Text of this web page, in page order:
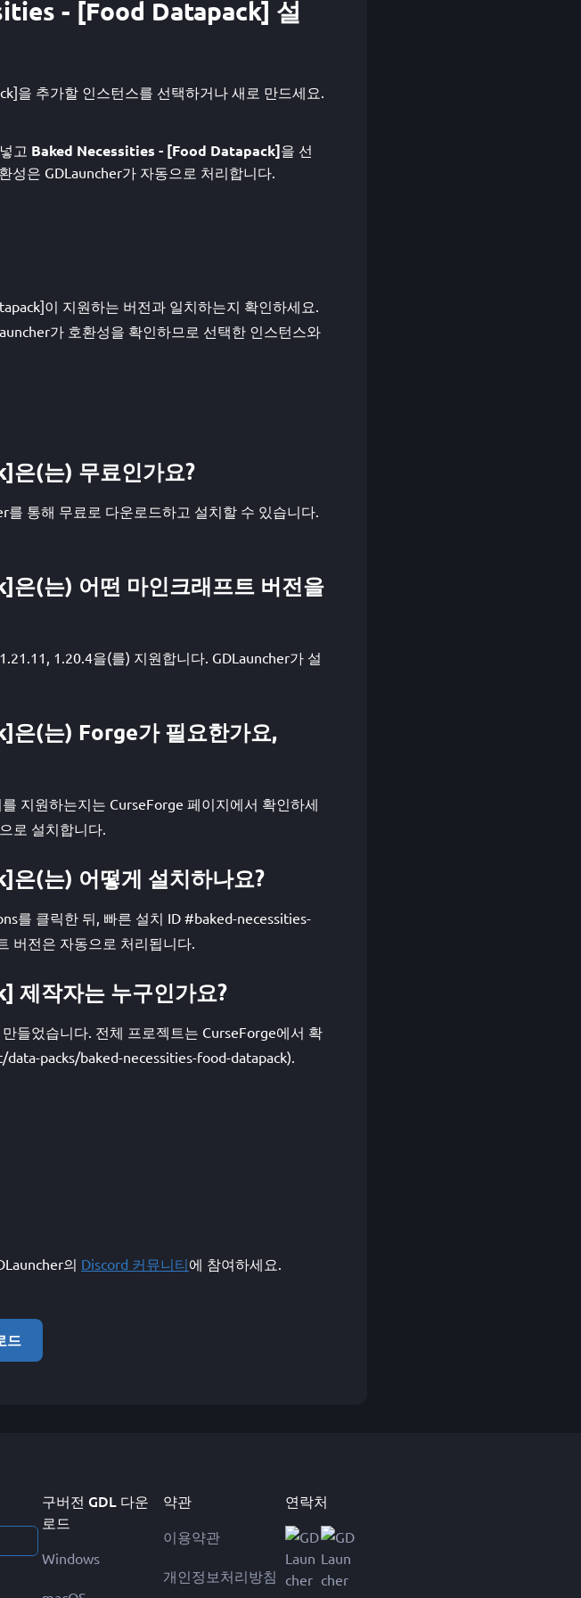
- [Food Datapack] 설
을 추가할 인스턴스를 선택하거나 새로 만드세요.
고 Baked Necessities - [Food Datapack]을 선
성은 GDLauncher가 자동으로 처리합니다.
이 지원하는 버전과 일치하는지 확인하세요.
가 호환성을 확인하므로 선택한 인스턴스와
(는) 무료인가요?
를 통해 무료로 다운로드하고 설치할 수 있습니다.
(는) 어떤 마인크래프트 버전을
1.20.4을(를) 지원합니다. GDLauncher가 설
(는) Forge가 필요한가요,
지원하는지는 CurseForge 페이지에서 확인하세
로 설치합니다.
(는) 어떻게 설치하나요?
를 클릭한 뒤, 빠른 설치 ID #baked-necessities-
버전은 자동으로 처리됩니다.
제작자는 누구인가요?
들었습니다. 전체 프로젝트는 CurseForge에서 확
packs/baked-necessities-food-datapack).
의 Discord 커뮤니티에 참여하세요.
드
구버전 GDL 다운
로드
Windows
약관
이용약관
개인정보처리방침
연락처